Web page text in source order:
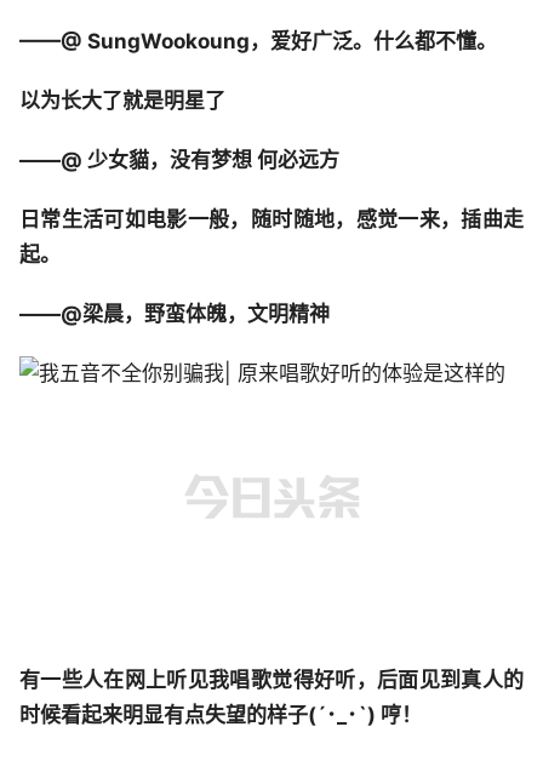
——@ SungWookoung，爱好广泛。什么都不懂。
以为长大了就是明星了
——@ 少女貓，没有梦想 何必远方
日常生活可如电影一般，随时随地，感觉一来，插曲走
起。
——@梁晨，野蛮体魄，文明精神
有一些人在网上听见我唱歌觉得好听，后面见到真人的
时候看起来明显有点失望的样子(´･_･`) 哼！